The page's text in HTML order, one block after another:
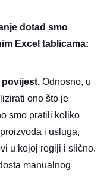
dotad smo
Excel tablicama:
povijest. Odnosno, u
ono što je
smo pratili koliko
i usluga,
u kojoj regiji i slično.
manualnog